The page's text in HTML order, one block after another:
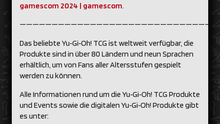
gamescom 2024 | gamescom.
Das beliebte Yu‑Gi‑Oh! TCG ist weltweit verfügbar, die
Produkte sind in über 80 Ländern und neun Sprachen
erhältlich, um von Fans aller Altersstufen gespielt
werden zu können.
Alle Informationen rund um die Yu‑Gi‑Oh! TCG Produkte
und Events sowie die digitalen Yu‑Gi‑Oh! Produkte gibt
es unter: